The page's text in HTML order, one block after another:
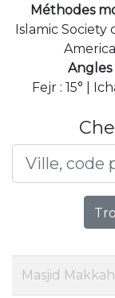
Méthodes
Islamic Society
America
Angles
Fejr : 15° |
Masjid